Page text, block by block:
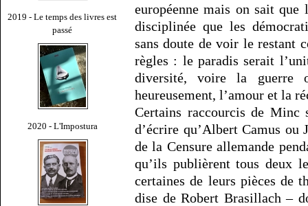
2019 - Le temps des livres est
passé
2020 - L'Impostura
européenne mais on sait
disciplinée que les
sans doute de voir le restant
règles : le paradis serait
diversité, voire la guerre
heureusement, l’amour et la
Certains raccourcis de
d’écrire qu’Albert Camus ou
de la Censure allemande
qu’ils publièrent tous deux
certaines de leurs pièces de
dise de Robert Brasillach –